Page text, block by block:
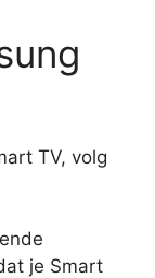
TV, volg
je Smart